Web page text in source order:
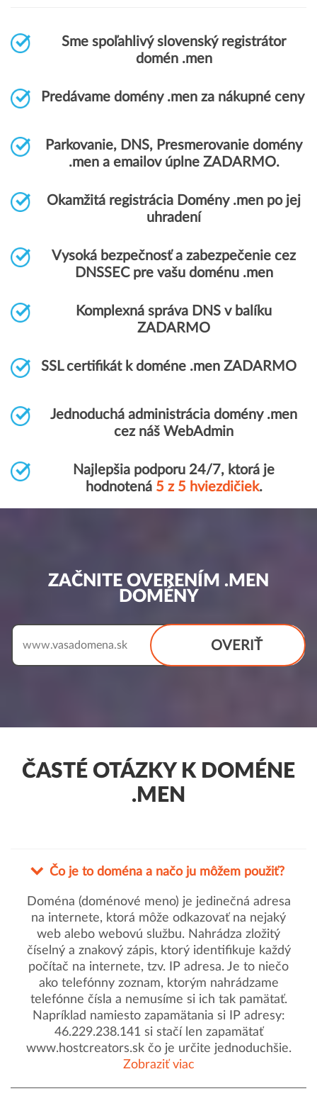
Sme spoľahlivý slovenský registrátor
domén .men
Predávame domény .men za nákupné ceny
Parkovanie, DNS, Presmerovanie domény
.men a emailov úplne ZADARMO.
Okamžitá registrácia Domény .men po jej
uhradení
Vysoká bezpečnosť a zabezpečenie cez
DNSSEC pre vašu doménu .men
Komplexná správa DNS v balíku
ZADARMO
SSL certifikát k doméne .men ZADARMO
Jednoduchá administrácia domény .men
cez náš WebAdmin
Najlepšia podporu 24/7, ktorá je
hodnotená 5 z 5 hviezdičiek.
ZAČNITE OVERENÍM .MEN
DOMÉNY
OVERIŤ
www.
ČASTÉ OTÁZKY K DOMÉNE
.MEN
Čo je to doména a načo ju môžem použiť?
Doména (doménové meno) je jedinečná adresa
na internete, ktorá môže odkazovať na nejaký
web alebo webovú službu. Nahrádza zložitý
číselný a znakový zápis, ktorý identifikuje každý
počítač na internete, tzv. IP adresa. Je to niečo
ako telefónny zoznam, ktorým nahrádzame
telefónne čísla a nemusíme si ich tak pamätať.
Napríklad namiesto zapamätania si IP adresy:
46.229.238.141 si stačí len zapamätať
www.hostcreators.sk čo je určite jednoduchšie.
Zobraziť viac